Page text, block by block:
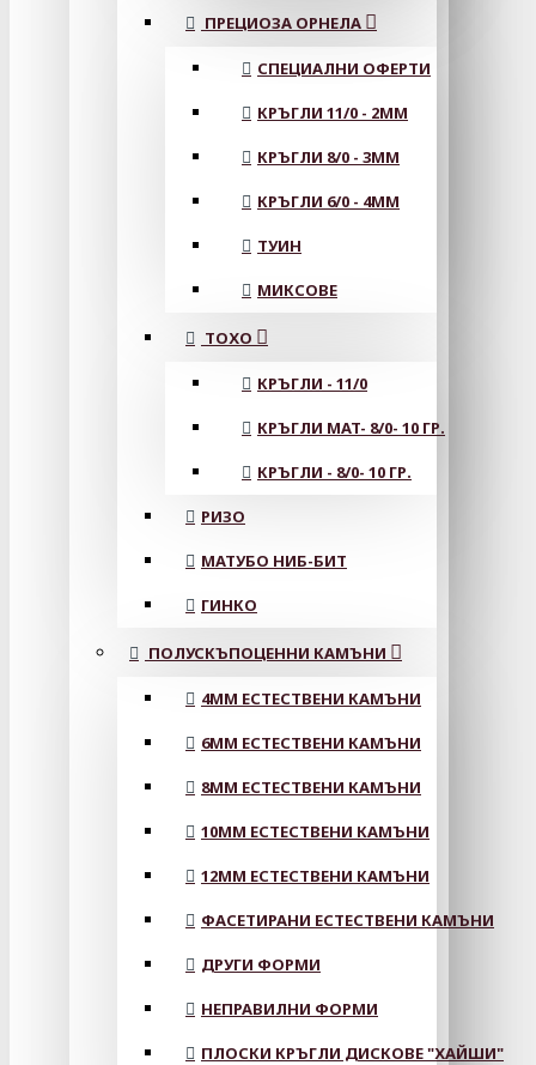
ПРЕЦИОЗА ОРНЕЛА
СПЕЦИАЛНИ ОФЕРТИ
КРЪГЛИ 11/0 - 2MM
КРЪГЛИ 8/0 - 3MM
КРЪГЛИ 6/0 - 4MM
ТУИН
МИКСОВЕ
ТОХО
КРЪГЛИ - 11/0
КРЪГЛИ MAT- 8/0- 10 ГР.
КРЪГЛИ - 8/0- 10 ГР.
РИЗО
МАТУБО НИБ-БИТ
ГИНКО
ПОЛУСКЪПОЦЕННИ КАМЪНИ
4MM ЕСТЕСТВЕНИ КАМЪНИ
6MM ЕСТЕСТВЕНИ КАМЪНИ
8MM ЕСТЕСТВЕНИ КАМЪНИ
10MM ЕСТЕСТВЕНИ КАМЪНИ
12MM ЕСТЕСТВЕНИ КАМЪНИ
ФАСЕТИРАНИ ЕСТЕСТВЕНИ КАМЪНИ
ДРУГИ ФОРМИ
НЕПРАВИЛНИ ФОРМИ
ПЛОСКИ КРЪГЛИ ДИСКОВЕ "ХАЙШИ"